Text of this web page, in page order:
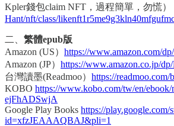
Kpler錢包claim NFT，過程簡單，勿慌）
Hant/nft/class/
二、 繁體epub版
Amazon (US） https://www.amazon.com/
Amazon (JP） https://www.amazon.co.jp/
台灣讀墨(Readmoo） https://readmoo.com/
KOBO https://www.kobo.com/tw/en/
ejFhADSwjA
Google Play Books https://play.google.com/
id=xfzJEAAAQBAJ&pli=1